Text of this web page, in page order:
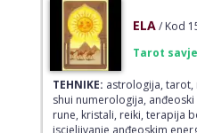
ELA / Kod
Tarot
TEHNIKE: astrologija, tarot,
shui numerologija,
rune, kristali, reiki, terapija
iscjeljivanje anđeoskim